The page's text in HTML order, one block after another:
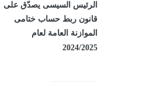
الرئيس السيسى يصدّق على
قانون ربط حساب ختامى
الموازنة العامة لعام
2024/2025